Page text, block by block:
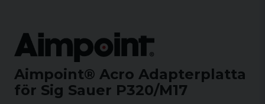
Aimpoint® Acro Adapterplatta
för Sig Sauer P320/M17